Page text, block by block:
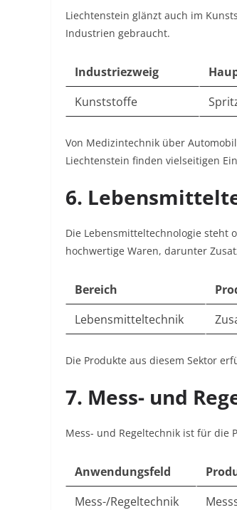
Liechtenstein glänzt auch im
Industrien gebraucht.
Industriezweig
Kunststoffe
Von Medizintechnik über
Liechtenstein finden vielseitigen
6.
Die Lebensmitteltechnologie steht
hochwertige Waren, darunter
Bereich
Lebensmitteltechnik
Die Produkte aus diesem Sektor
7. Mess- und
Mess- und Regeltechnik ist für die
Anwendungsfeld
Mess-/Regeltechnik